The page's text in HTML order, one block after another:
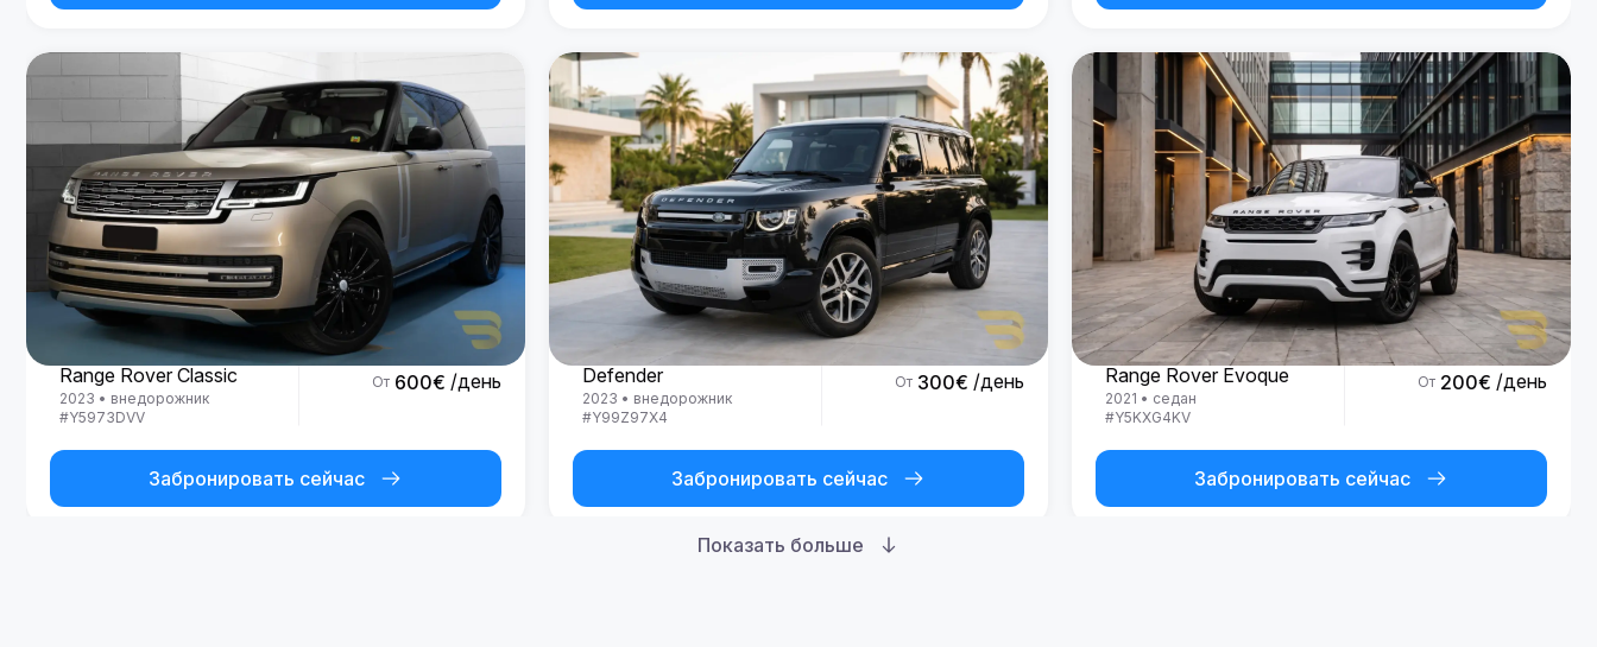
Land Rover
Range Rover Classic
2023 • внедорожник
#Y5973DVV
От 600€ /день
Забронировать сейчас
Land Rover
Defender
2023 • внедорожник
#Y99Z97X4
От 300€ /день
Забронировать сейчас
Land Rover
Range Rover Evoque
2021 • седан
#Y5KXG4KV
От 200€ /день
Забронировать сейчас
Показать больше